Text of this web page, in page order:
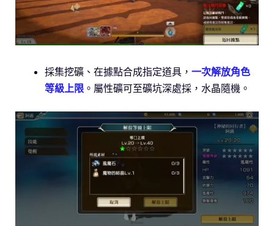
採集挖礦、在據點合成指定道具， 一次解放角色
等級上限 。屬性礦可至礦坑深處採，水晶隨機。